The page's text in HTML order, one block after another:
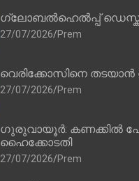
ഗ്ലോബൽഹെൽപ്പ്
27/07/2026 Prem
വെരിക്കോസിനെ
27/07/2026 Prem
ഗുരുവായൂർ: കണക്കിൽ
ഹൈക്കോടതി
27/07/2026 Prem